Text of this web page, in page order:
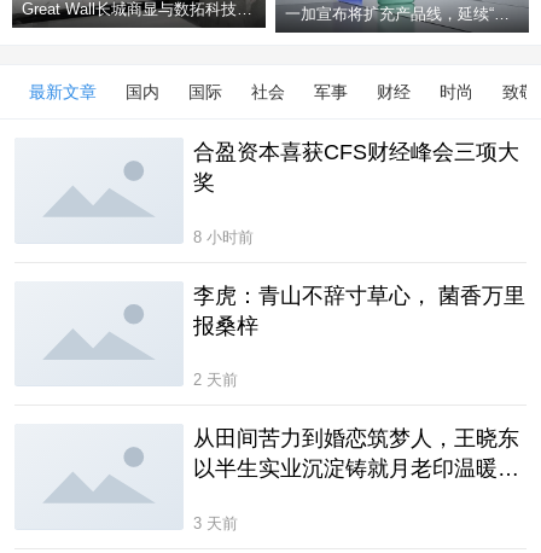
Great Wall长城商显与数拓科技共同打 一加宣布将扩充产品线，延续“不将就”理念打造
最新文章 国内 国际 社会 军事 财经 时尚 致敬
合盈资本喜获CFS财经峰会三项大
奖
8 小时前
李虎：青山不辞寸草心， 菌香万里
报桑梓
2 天前
从田间苦力到婚恋筑梦人，王晓东
以半生实业沉淀铸就月老印温暖事
3 天前